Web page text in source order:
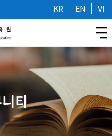
KR EN VI
티